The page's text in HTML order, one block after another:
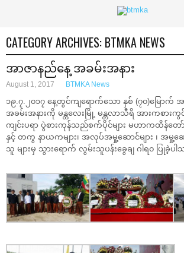
CATEGORY ARCHIVES: BTMKA NEWS
အာဇာနည်နေ့ အခမ်းအနား
August 1, 2017 BTMKA News
၁၉.၇.၂၀၁၇ နေ့တွင်ကျရောက်သော နှစ် (၇၀)မြောက်
အခမ်းအနားကို မန္တလေးမြို့ မန္တလာသီရိ အားကစား
ကျင်းပရာ ပွဲစားကုန်သည်စက်ပိုင်များ မဟာကထိန်တော်
နှင့် တကွ နာယကများ၊ အလုပ်အမှု့ဆောင်များ ၊ အမှု့ဆေ
သူ များမှ သွားရောက် လွမ်းသူပန်းခွေချ ဂါရ၀ ပြုခဲ့ပ